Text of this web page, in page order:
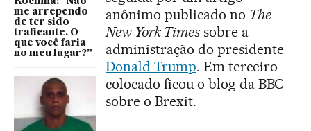
me arrependo
de ter sido
traficante. O
que você faria
no meu lugar?”
anônimo publicado no The
New York Timessobre a
administração do presidente
Donald Trump. Em terceiro
colocado ficou o blog da BBC
sobre o Brexit.